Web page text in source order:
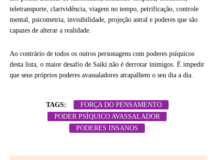
teletransporte, clarividência, viagem no tempo, petrificação, controle
mental, psicometria, invisibilidade, projeção astral e poderes que são
capazes de alterar a realidade.
Ao contrário de todos os outros personagens com poderes psíquicos
desta lista, o maior desafio de Saiki não é derrotar inimigos. É impedir
que seus próprios poderes avassaladores atrapalhem o seu dia a dia.
TAGS:
FORÇA DO PENSAMENTO
PODER PSÍQUICO AVASSALADOR
PODERES INSANOS